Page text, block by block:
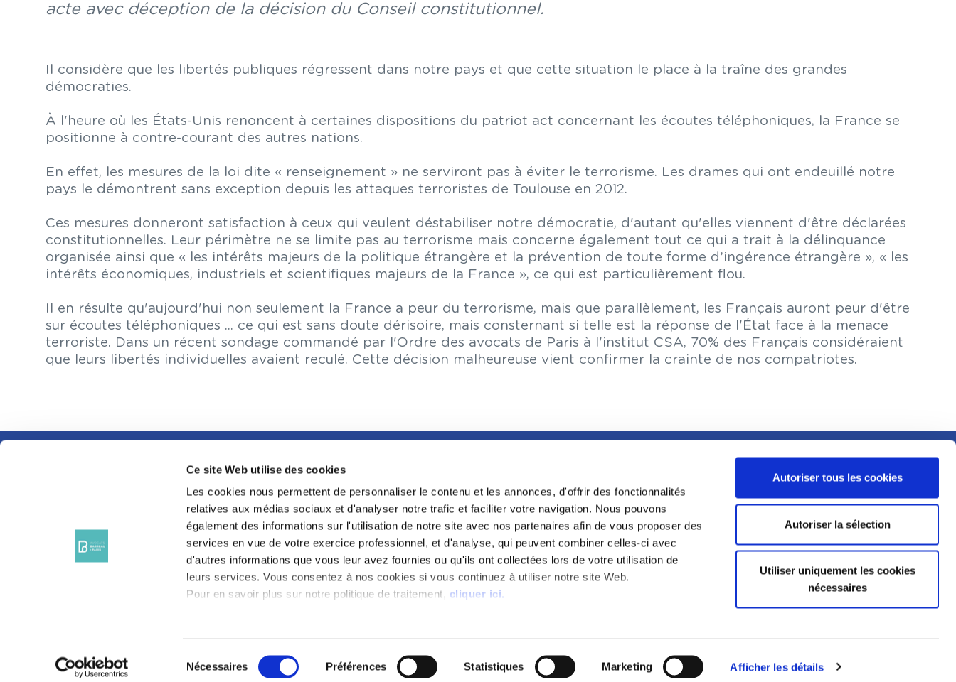
Ce site Web utilise des cookies
Les cookies nous permettent de personnaliser le contenu et les annonces, d'offrir des fonctionnalités
relatives aux médias sociaux et d'analyser notre trafic et faciliter votre navigation. Nous pouvons
également des informations sur l'utilisation de notre site avec nos partenaires afin de vous proposer des
services en vue de votre exercice professionnel, et d'analyse, qui peuvent combiner celles-ci avec
d'autres informations que vous leur avez fournies ou qu'ils ont collectées lors de votre utilisation de
leurs services. Vous consentez à nos cookies si vous continuez à utiliser notre site Web.
Pour en savoir plus sur notre politique de traitement, cliquer ici.
du
Nécessaires Préférences Statistiques Marketing Afficher les détails
Autoriser tous les cookies
Autoriser la sélection
Utiliser uniquement les cookies
nécessaires
acte avec déception de la décision du Conseil constitutionnel.
Il considère que les libertés publiques régressent dans notre pays et que cette situation le place à la traîne des grandes
démocraties.
À l'heure où les États-Unis renoncent à certaines dispositions du patriot act concernant les écoutes téléphoniques, la France se
positionne à contre-courant des autres nations.
En effet, les mesures de la loi dite « renseignement » ne serviront pas à éviter le terrorisme. Les drames qui ont endeuillé notre
pays le démontrent sans exception depuis les attaques terroristes de Toulouse en 2012.
Ces mesures donneront satisfaction à ceux qui veulent déstabiliser notre démocratie, d'autant qu'elles viennent d'être déclarées
constitutionnelles. Leur périmètre ne se limite pas au terrorisme mais concerne également tout ce qui a trait à la délinquance
organisée ainsi que « les intérêts majeurs de la politique étrangère et la prévention de toute forme d’ingérence étrangère », « les
intérêts économiques, industriels et scientifiques majeurs de la France », ce qui est particulièrement flou.
Il en résulte qu'aujourd'hui non seulement la France a peur du terrorisme, mais que parallèlement, les Français auront peur d'être
sur écoutes téléphoniques ... ce qui est sans doute dérisoire, mais consternant si telle est la réponse de l'État face à la menace
terroriste. Dans un récent sondage commandé par l'Ordre des avocats de Paris à l'institut CSA, 70% des Français considéraient
que leurs libertés individuelles avaient reculé. Cette décision malheureuse vient confirmer la crainte de nos compatriotes.
FOOTER
L'INCUBATEUR
CDAAP
LA CONFÉRENCE
PROGRAMME REPIT
PROTECTION KERIALIS
ESPACE PRESSE
MENTIONS LÉGALES
DÉCLARATION DE
VERS LE SITE GRAND PUBLIC